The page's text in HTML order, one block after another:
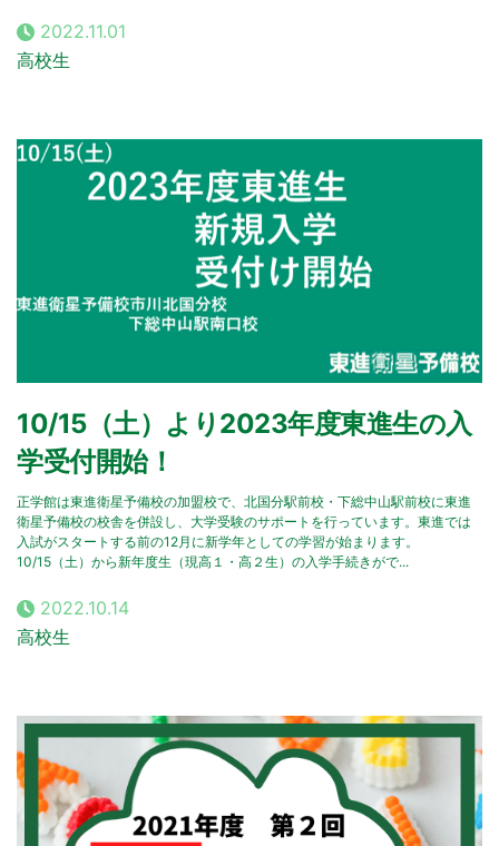
2022.11.01
高校生
10/15（土）より2023年度東進生の入
学受付開始！
正学館は東進衛星予備校の加盟校で、北国分駅前校・下総中山駅前校に東進
衛星予備校の校舎を併設し、大学受験のサポートを行っています。東進では
入試がスタートする前の12月に新学年としての学習が始まります。
10/15（土）から新年度生（現高１・高２生）の入学手続きがで...
2022.10.14
高校生